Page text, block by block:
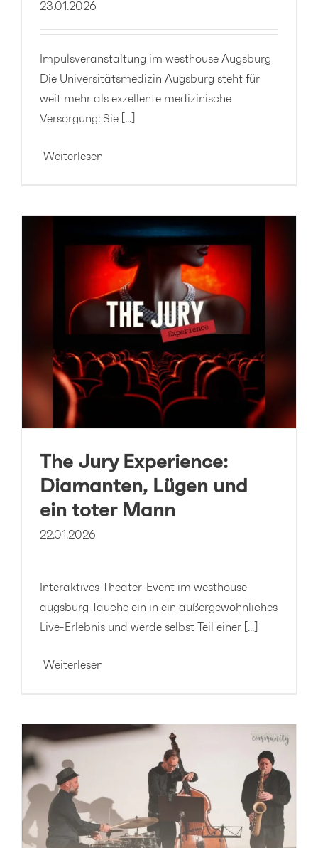
23.01.2026
Impulsveranstaltung im westhouse Augsburg
Die Universitätsmedizin Augsburg steht für
weit mehr als exzellente medizinische
Versorgung: Sie [...]
Weiterlesen
The Jury Experience:
Diamanten, Lügen und
ein toter Mann
22.01.2026
Interaktives Theater-Event im westhouse
augsburg Tauche ein in ein außergewöhnliches
Live-Erlebnis und werde selbst Teil einer [...]
Weiterlesen